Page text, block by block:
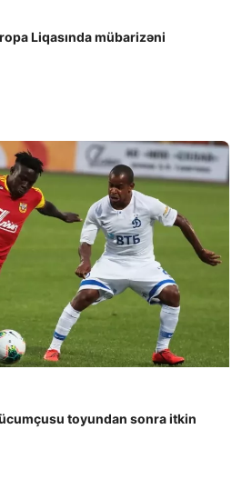
Liqasında mübarizəni
toyundan sonra itkin